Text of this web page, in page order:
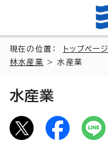
現在の位置： トップページ
林水産業
> 水産業
水産業